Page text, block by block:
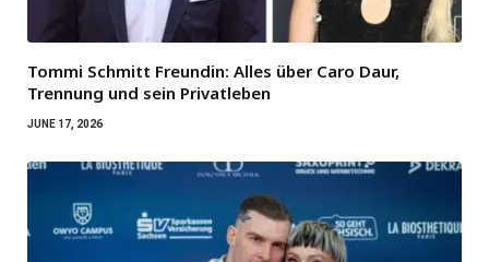
Tommi Schmitt Freundin: Alles über Caro Daur,
Trennung und sein Privatleben
JUNE 17, 2026